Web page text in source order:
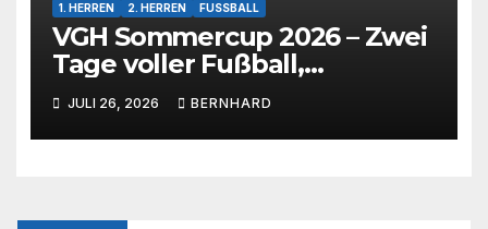
1. HERREN 2. HERREN FUSSBALL
VGH Sommercup 2026 – Zwei
Tage voller Fußball,
Emotionen und tollem
Rahmenprogramm 🩵🤍
JULI 26, 2026 BERNHARD